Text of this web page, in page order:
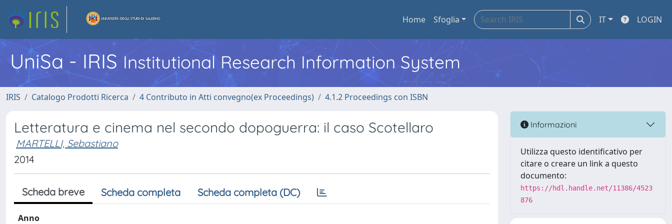
Home Sfoglia IT LOGIN
UniSa - IRIS Institutional Research Information System
IRIS Catalogo Prodotti Ricerca 4 Contributo in Atti convegno(ex Proceedings) 4.1.2 Proceedings con ISBN
Letteratura e cinema nel secondo dopoguerra: il caso Scotellaro
MARTELLI, Sebastiano
2014
Scheda breve Scheda completa Scheda completa (DC)
Anno
Informazioni
Utilizza questo identificativo per
citare o creare un link a questo
documento:
https://hdl.handle.net/11386/4523
876